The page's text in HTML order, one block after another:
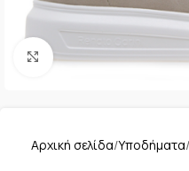
Κλικ για μεγέθυνση
Αρχική σελίδα Υποδήματα